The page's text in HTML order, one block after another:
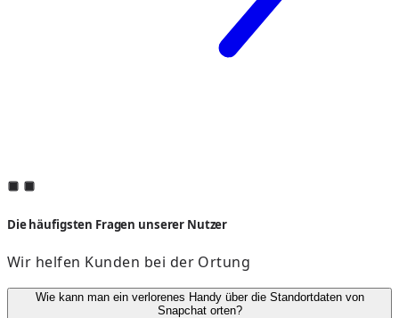
Die häufigsten Fragen unserer Nutzer
Wir helfen Kunden bei der Ortung
Wie kann man ein verlorenes Handy über die Standortdaten von
Snapchat orten?